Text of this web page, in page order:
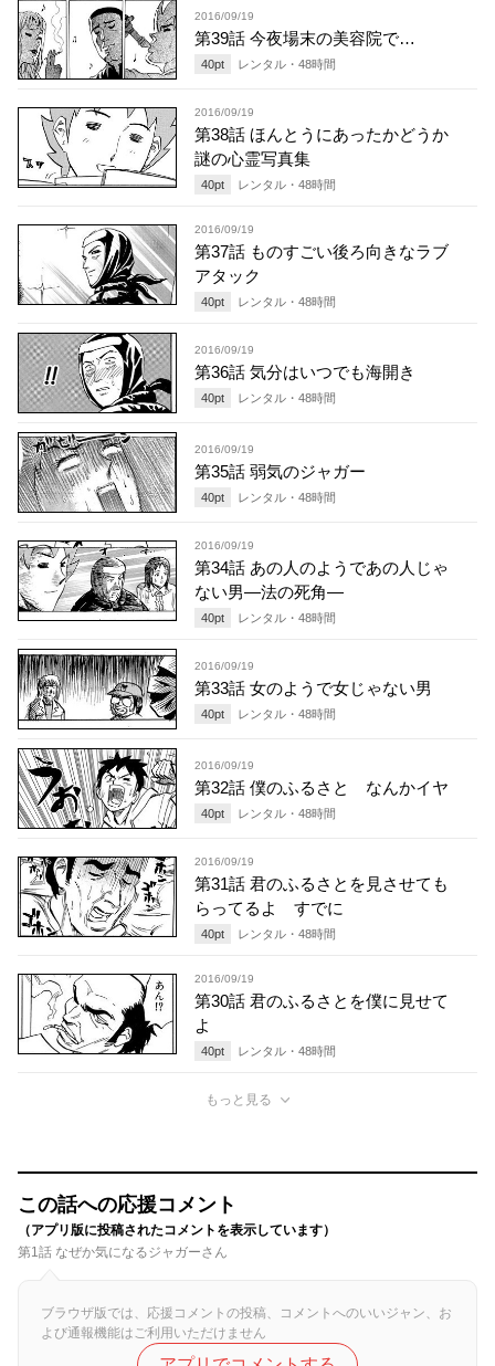
2016/09/19
第39話 今夜場末の美容院で…
40pt レンタル・ 48時間
2016/09/19
第38話 ほんとうにあったかどうか
謎の心霊写真集
40pt レンタル・ 48時間
2016/09/19
第37話 ものすごい後ろ向きなラブ
アタック
40pt レンタル・ 48時間
2016/09/19
第36話 気分はいつでも海開き
40pt レンタル・ 48時間
2016/09/19
第35話 弱気のジャガー
40pt レンタル・ 48時間
2016/09/19
第34話 あの人のようであの人じゃ
ない男—法の死角—
40pt レンタル・ 48時間
2016/09/19
第33話 女のようで女じゃない男
40pt レンタル・ 48時間
2016/09/19
第32話 僕のふるさと なんかイヤ
40pt レンタル・ 48時間
2016/09/19
第31話 君のふるさとを見させても
らってるよ すでに
40pt レンタル・ 48時間
2016/09/19
第30話 君のふるさとを僕に見せて
よ
40pt レンタル・ 48時間
もっと見る
この話への応援コメント
（アプリ版に投稿されたコメントを表示しています）
第1話 なぜか気になるジャガーさん
ブラウザ版では、応援コメントの投稿、コメントへのいいジャン、お
よび通報機能はご利用いただけません